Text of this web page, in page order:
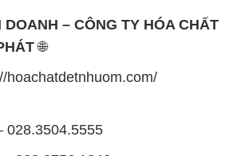
DOANH – CÔNG TY HÓA CHẤT
🌐
hoachatdetnhuom.com/
028.3504.5555